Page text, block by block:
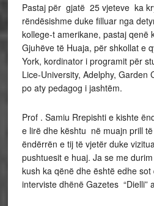
Pastaj për gjatë 25 vjeteve ka
rëndësishme duke filluar nga
kollege-t amerikane, pastaj qenë
Gjuhëve të Huaja, për shkollat e
York, kordinator i programit për
Lice-University, Adelphy, Garden
po aty pedagog i jashtëm.
Prof . Samiu Rrepishti e kishte
e lirë dhe kështu në muajn prill
ëndërrën e tij të vjetër duke
pushtuesit e huaj. Ja se me
kush ka qënë dhe është edhe
interviste dhënë Gazetes “Dielli”